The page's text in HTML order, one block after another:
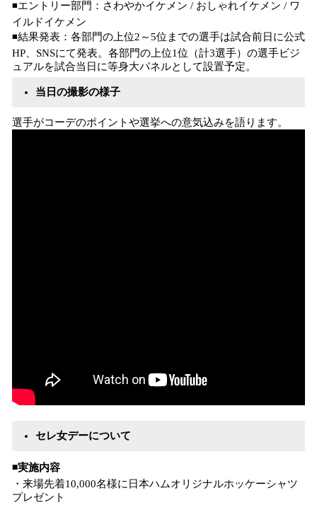
◾️エントリー部門：さわやかイケメン / おしゃれイケメン / ワ
イルドイケメン
◾️結果発表：各部門の上位2～5位までの選手は試合前日に公式
HP、SNSにて発表。各部門の上位1位（計3選手）の選手ビジ
ュアルを試合当日に等身大パネルとして設置予定。
当日の撮影の様子
選手がコーデのポイントや選挙への意気込みを語ります。
セレ女デーについて
◾️実施内容
・来場先着10,000名様に日本ハムオリジナルホッケーシャツ
プレゼント